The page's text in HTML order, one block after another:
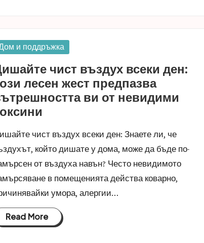
и поддръжка
чист въздух всеки ден:
лесен жест предпазва
ви от невидими
чист въздух всеки ден: Знаете ли, че
който дишате у дома, може да бъде по-
от въздуха навън? Често невидимото
в помещенията действа коварно,
умора, алергии…
Read More